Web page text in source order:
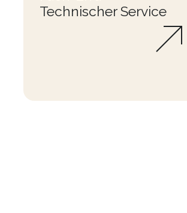
Technischer Service